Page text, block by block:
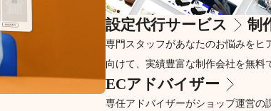
設定代行サービス 制
専門スタッフがあなたのお悩みをヒ
向けて、実績豊富な制作会社を無料
ECアドバイザー
専任アドバイザーがショップ運営の